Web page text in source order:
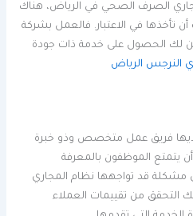
الصرف الصحي في الرياض، هناك
تأخذها في الاعتبار. فالعمل بشركة
لك الحصول على خدمة ذات جودة
النرجس الرياض
لديها فريق عمل متخصص وذو خبرة
يتمتع الموظفون بالمعرفة
مشكلة قد تواجهها نظام المجاري
التحقق من تقييمات العملاء